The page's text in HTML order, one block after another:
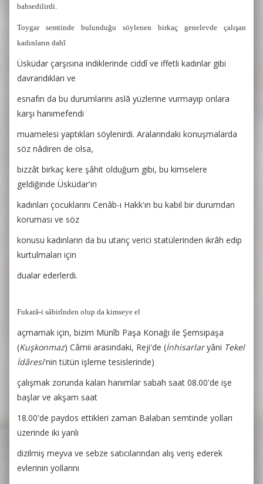
bahsedilirdi.
Toygar semtinde bulunduğu söylenen birkaç genelevde çalışan
kadınların dahî
Üsküdar çarşısına indiklerinde ciddî ve iffetli kadınlar gibi
davrandıkları ve
esnafın da bu durumlarını aslā yüzlerine vurmayıp onlara
karşı hanımefendi
muamelesi yaptıkları söylenirdi. Aralarındaki konuşmalarda
söz nâdiren de olsa,
bizzât birkaç kere şâhit olduğum gibi, bu kimselere
geldiğinde Üsküdar'ın
kadınları çocuklarını Cenâb-ı Hakk'ın bu kabil bir durumdan
koruması ve söz
konusu kadınların da bu utanç verici statülerinden ikrâh edip
kurtulmaları için
dualar ederlerdi.
Fukarâ-i sâbirînden olup da kimseye el
açmamak için, bizim Münîb Paşa Konağı ile Şemsipaşa
(Kuşkonmaz) Câmii arasındaki, Reji'de (İnhisarlaryâni Tekel
İdâresi'nin tütün işleme tesislerinde)
çalışmak zorunda kalan hanımlar sabah saat 08.00'de işe
başlar ve akşam saat
18.00'de paydos ettikleri zaman Balaban semtinde yolları
üzerinde iki yanlı
dizilmiş meyva ve sebze satıcılarından alış veriş ederek
evlerinin yollarını